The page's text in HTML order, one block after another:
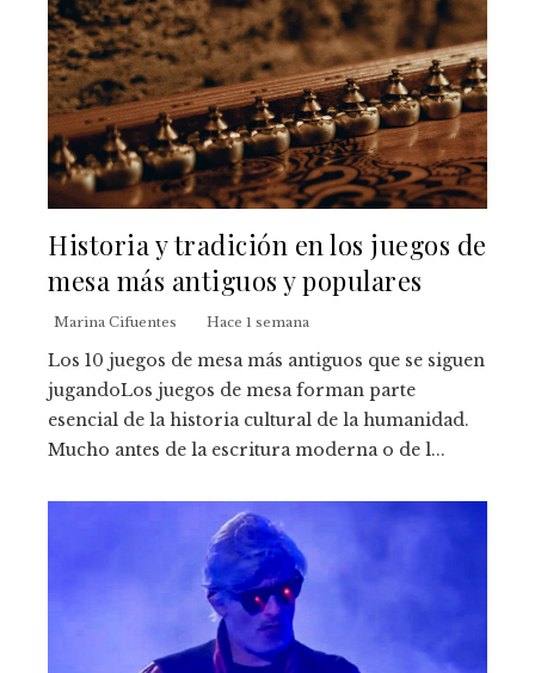
Historia y tradición en los juegos de
mesa más antiguos y populares
Marina Cifuentes Hace 1 semana
Los 10 juegos de mesa más antiguos que se siguen
jugandoLos juegos de mesa forman parte
esencial de la historia cultural de la humanidad.
Mucho antes de la escritura moderna o de l...